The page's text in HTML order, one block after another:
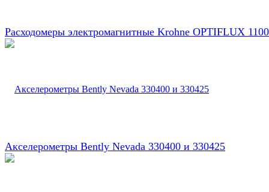
Расходомеры электромагнитные Krohne OPTIFLUX 1100
Акселерометры Bently Nevada 330400 и 330425